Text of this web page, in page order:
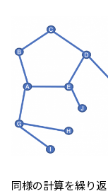
同様の計算を繰り